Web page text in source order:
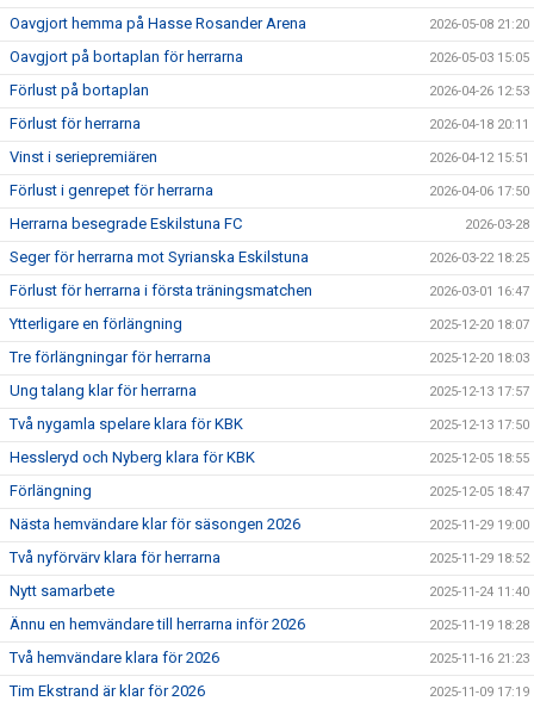
Oavgjort hemma på Hasse Rosander Arena 2026-05-08 21:20
Oavgjort på bortaplan för herrarna 2026-05-03 15:05
Förlust på bortaplan 2026-04-26 12:53
Förlust för herrarna 2026-04-18 20:11
Vinst i seriepremiären 2026-04-12 15:51
Förlust i genrepet för herrarna 2026-04-06 17:50
Herrarna besegrade Eskilstuna FC 2026-03-28
Seger för herrarna mot Syrianska Eskilstuna 2026-03-22 18:25
Förlust för herrarna i första träningsmatchen 2026-03-01 16:47
Ytterligare en förlängning 2025-12-20 18:07
Tre förlängningar för herrarna 2025-12-20 18:03
Ung talang klar för herrarna 2025-12-13 17:57
Två nygamla spelare klara för KBK 2025-12-13 17:50
Hessleryd och Nyberg klara för KBK 2025-12-05 18:55
Förlängning 2025-12-05 18:47
Nästa hemvändare klar för säsongen 2026 2025-11-29 19:00
Två nyförvärv klara för herrarna 2025-11-29 18:52
Nytt samarbete 2025-11-24 11:40
Ännu en hemvändare till herrarna inför 2026 2025-11-19 18:28
Två hemvändare klara för 2026 2025-11-16 21:23
Tim Ekstrand är klar för 2026 2025-11-09 17:19